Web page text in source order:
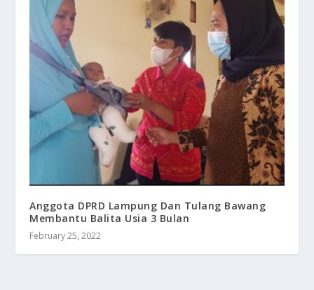
Anggota DPRD Lampung Dan Tulang Bawang
Membantu Balita Usia 3 Bulan
February 25, 2022